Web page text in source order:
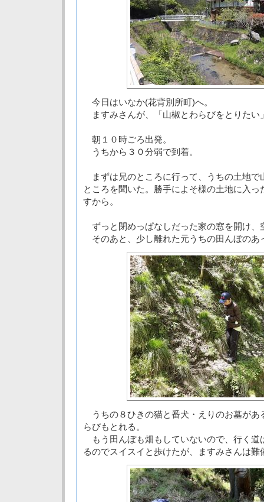
今日はいなか(花背別所町)へ。
ますみさんが、「山椒とわらびをとりたい
朝１０時ごろ出発。
うちから３０分弱で到着。
まずは兄のところに行って、うちの土地で
ところを聞いた。勝手によそ様の土地に入
すから。
ずっと閉めっぱなしだった家の窓を開け、
そのあと、少し離れた元うちの田んぼのあ
うちの８ひきの猫と番犬・えりのお墓があ
らびもとれる。
もう田んぼも畑もしていないので、行く道
るのでスイスイと歩けたが、ますみさんは難